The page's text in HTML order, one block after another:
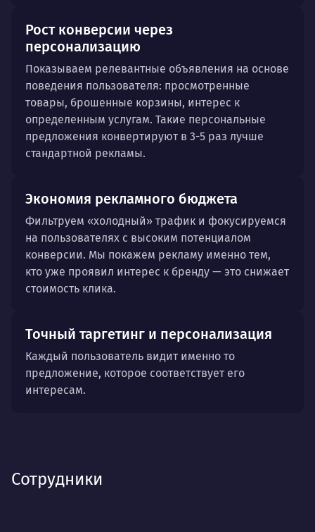
Рост конверсии через
персонализацию
Показываем релевантные объявления на основе
поведения пользователя: просмотренные
товары, брошенные корзины, интерес к
определенным услугам. Такие персональные
предложения конвертируют в 3-5 раз лучше
стандартной рекламы.
Экономия рекламного бюджета
Фильтруем «холодный» трафик и фокусируемся
на пользователях с высоким потенциалом
конверсии. Мы покажем рекламу именно тем,
кто уже проявил интерес к бренду — это снижает
стоимость клика.
Точный таргетинг и персонализация
Каждый пользователь видит именно то
предложение, которое соответствует его
интересам.
Сотрудники